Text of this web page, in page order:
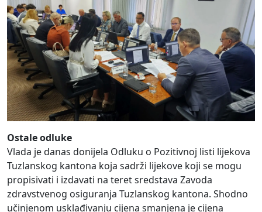
Ostale odluke
Vlada je danas donijela Odluku o Pozitivnoj listi lijekova
Tuzlanskog kantona koja sadrži lijekove koji se mogu
propisivati i izdavati na teret sredstava Zavoda
zdravstvenog osiguranja Tuzlanskog kantona. Shodno
učinjenom usklađivanju cijena smanjena je cijena